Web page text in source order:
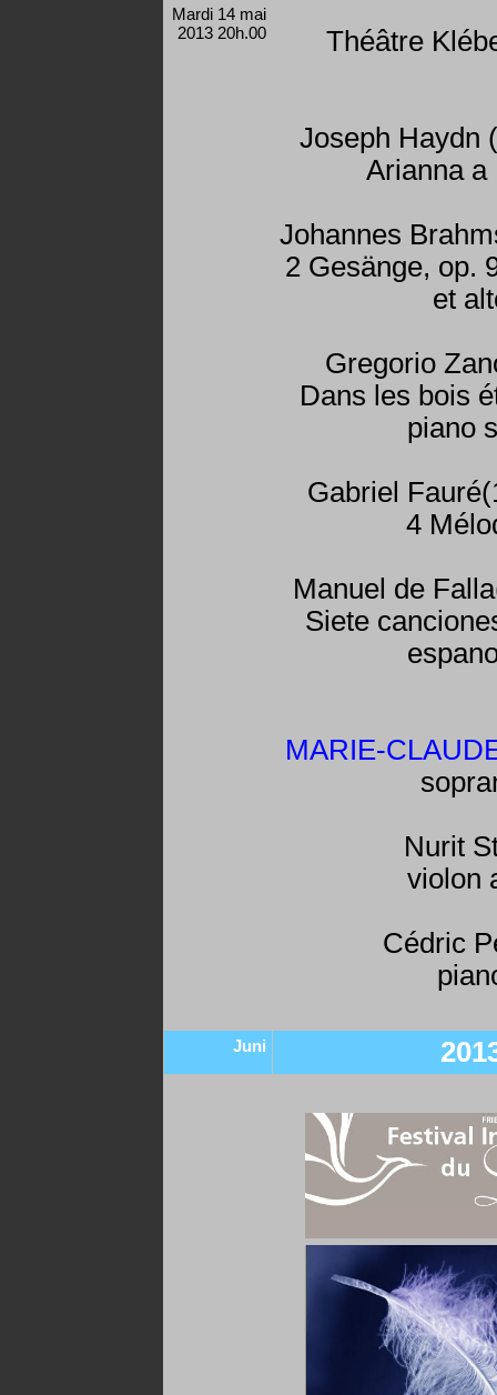
Mardi 14 mai
2013 20h.00
Théâtre
Joseph Haydn
Arianna a
Johannes
2 Gesänge, op.
et
Gregorio
Dans les bois
piano
Gabriel
4
Manuel de
Siete
MARIE-
Nurit
violon
Cédric
Juni